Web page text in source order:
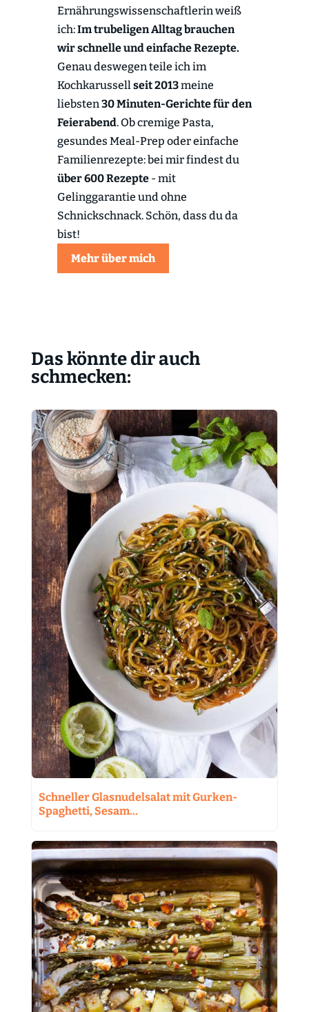
Ernährungswissenschaftlerin weiß
ich:Im trubeligen Alltag brauchen
wir schnelle und einfache Rezepte.
Genau deswegen teile ich im
Kochkarussellseit 2013meine
liebsten30 Minuten-Gerichte für den
Feierabend. Ob cremige Pasta,
gesundes Meal-Prep oder einfache
Familienrezepte: bei mir findest du
über 600 Rezepte- mit
Gelinggarantie und ohne
Schnickschnack. Schön, dass du da
bist!
Mehr über mich
Das könnte dir auch
schmecken:
Schneller Glasnudelsalat mit Gurken-
Spaghetti, Sesam…